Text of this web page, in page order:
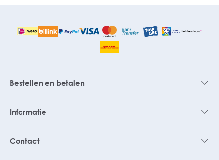
Bestellen en betalen
Informatie
Contact